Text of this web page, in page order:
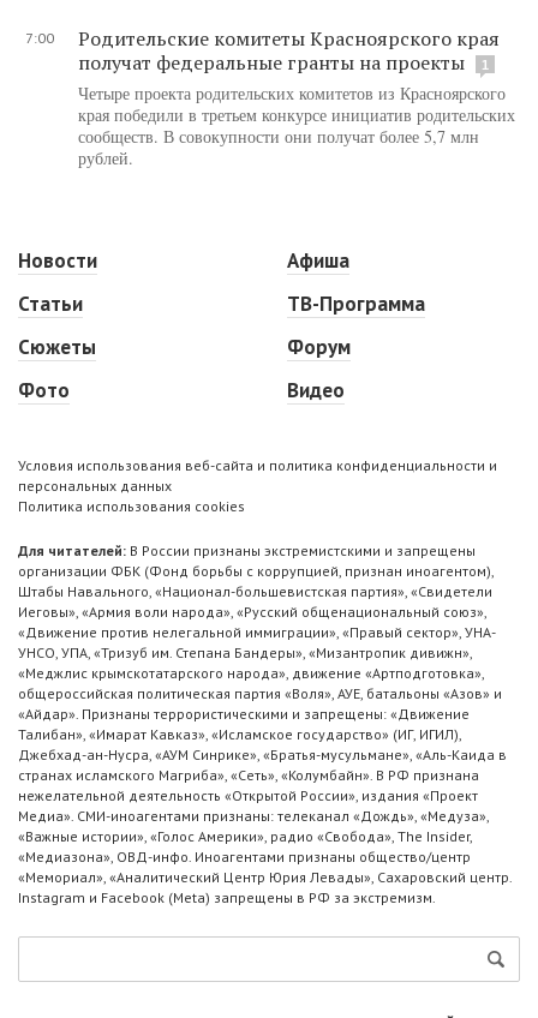
7:00
Родительские комитеты Красноярского края
получат федеральные гранты на проекты
1
Четыре проекта родительских комитетов из Красноярского
края победили в третьем конкурсе инициатив родительских
сообществ. В совокупности они получат более 5,7 млн
рублей.
Новости
Статьи
Сюжеты
Фото
Афиша
ТВ-Программа
Форум
Видео
Условия использования веб-сайта и политика конфиденциальности и
персональных данных
Политика использования cookies
Для читателей: В России признаны экстремистскими и запрещены
организации ФБК (Фонд борьбы с коррупцией, признан иноагентом),
Штабы Навального, «Национал-большевистская партия», «Свидетели
Иеговы», «Армия воли народа», «Русский общенациональный союз»,
«Движение против нелегальной иммиграции», «Правый сектор», УНА-
УНСО, УПА, «Тризуб им. Степана Бандеры», «Мизантропик дивижн»,
«Меджлис крымскотатарского народа», движение «Артподготовка»,
общероссийская политическая партия «Воля», АУЕ, батальоны «Азов» и
«Айдар». Признаны террористическими и запрещены: «Движение
Талибан», «Имарат Кавказ», «Исламское государство» (ИГ, ИГИЛ),
Джебхад-ан-Нусра, «АУМ Синрике», «Братья-мусульмане», «Аль-Каида в
странах исламского Магриба», «Сеть», «Колумбайн». В РФ признана
нежелательной деятельность «Открытой России», издания «Проект
Медиа». СМИ-иноагентами признаны: телеканал «Дождь», «Медуза»,
«Важные истории», «Голос Америки», радио «Свобода», The Insider,
«Медиазона», ОВД-инфо. Иноагентами признаны общество/центр
«Мемориал», «Аналитический Центр Юрия Левады», Сахаровский центр.
Instagram и Facebook (Metа) запрещены в РФ за экстремизм.